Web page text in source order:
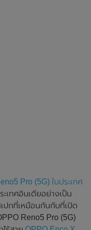
Pro (5G) ในประเทศ
เทศอินเดียอย่างเป็น
ปกที่เหมือนกันกับที่เปิด
Reno5 Pro (5G)